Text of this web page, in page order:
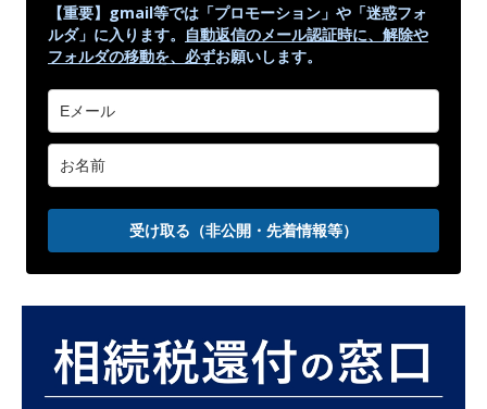
【重要】gmail等では「プロモーション」や 「迷惑フォ
ルダ」 に入ります。 自動返信のメール認証時に、解除や
フォルダの移動を、 必ずお願いします。
受け取る（非公開・先着情報等）